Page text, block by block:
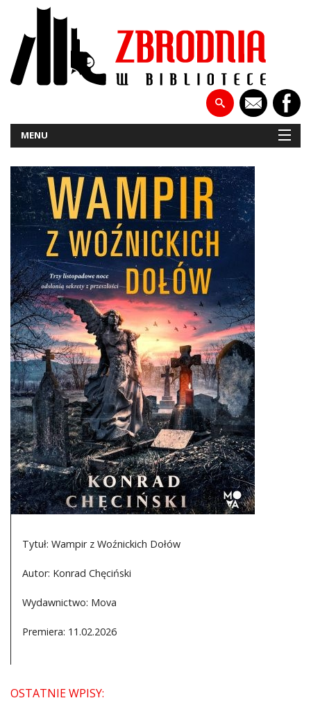
MENU
NOWOŚCI
PATRONATY
WYWIADY
RECENZJE
DO CZYTANIA
NA EKRANIE
KONTAKT
Tytuł: Wampir z Woźnickich Dołów
Autor: Konrad Chęciński
Wydawnictwo: Mova
Premiera: 11.02.2026
OSTATNIE WPISY: